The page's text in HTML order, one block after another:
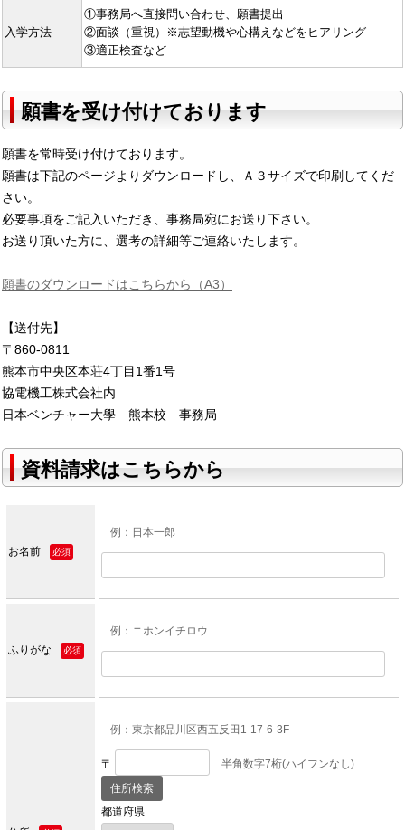
入学方法
①事務局へ直接問い合わせ、願書提出
②面談（重視）※志望動機や心構えなどをヒアリング
③適正検査など
願書を受け付けております
願書を常時受け付けております。
願書は下記のページよりダウンロードし、Ａ３サイズで印刷してくだ
さい。
必要事項をご記入いただき、事務局宛にお送り下さい。
お送り頂いた方に、選考の詳細等ご連絡いたします。
願書のダウンロードはこちらから（A3）
【送付先】
〒860-0811
熊本市中央区本荘4丁目1番1号
協電機工株式会社内
日本ベンチャー大學 熊本校 事務局
資料請求はこちらから
お名前 必須
例：日本一郎
ふりがな 必須
例：ニホンイチロウ
例：東京都品川区西五反田1-17-6-3F
〒 半角数字7桁(ハイフンなし)
都道府県